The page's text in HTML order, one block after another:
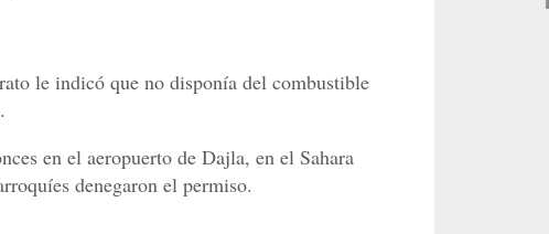
le indicó que no disponía del combustible
en el aeropuerto de Dajla, en el Sahara
denegaron el permiso.